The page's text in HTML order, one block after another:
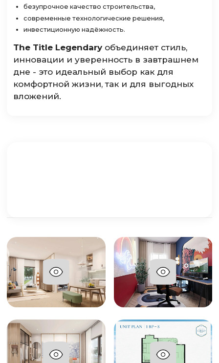
безупрочное качество строительства,
современные технологические решения,
инвестиционную надёжность.
The Title Legendary объединяет стиль,
инновации и уверенность в завтрашнем
дне - это идеальный выбор как для
комфортной жизни, так и для выгодных
вложений.